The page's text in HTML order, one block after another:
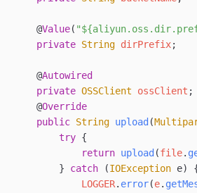
    @
Value(
    private
String dirPrefix;
    @
Autowired
    private
OSSClient ossClient ;
    @
Override
    public
String upload (
        try
{
            return
upload (file.
        }
catch (IOException e)
            LOGGER
. error(e.